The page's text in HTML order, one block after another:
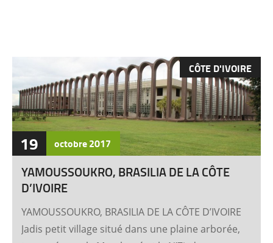
CÔTE D'IVOIRE
19 octobre2017
YAMOUSSOUKRO, BRASILIA DE LA CÔTE
D’IVOIRE
YAMOUSSOUKRO, BRASILIA DE LA CÔTE D’IVOIRE
Jadis petit village situé dans une plaine arborée,